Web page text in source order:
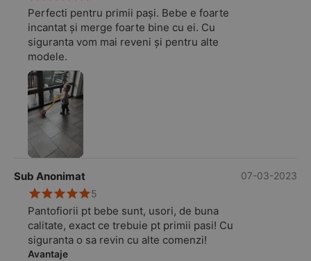
Perfecti pentru primii pași. Bebe e foarte
incantat și merge foarte bine cu ei. Cu
siguranta vom mai reveni și pentru alte
modele.
Sub Anonimat
07-03-2023
5
Pantofiorii pt bebe sunt, usori, de buna
calitate, exact ce trebuie pt primii pasi! Cu
siguranta o sa revin cu alte comenzi!
Avantaje